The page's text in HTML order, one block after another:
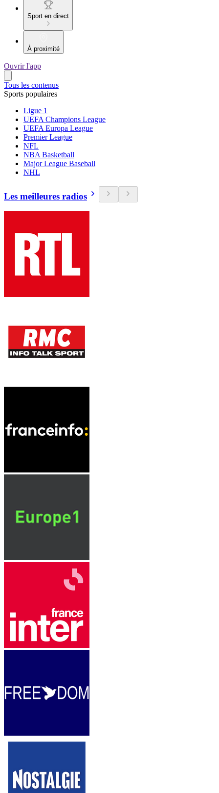
Sport en direct
À proximité
Ouvrir l'app
Tous les contenus
Sports populaires
Ligue 1
UEFA Champions League
UEFA Europa League
Premier League
NFL
NBA Basketball
Major League Baseball
NHL
Les meilleures radios